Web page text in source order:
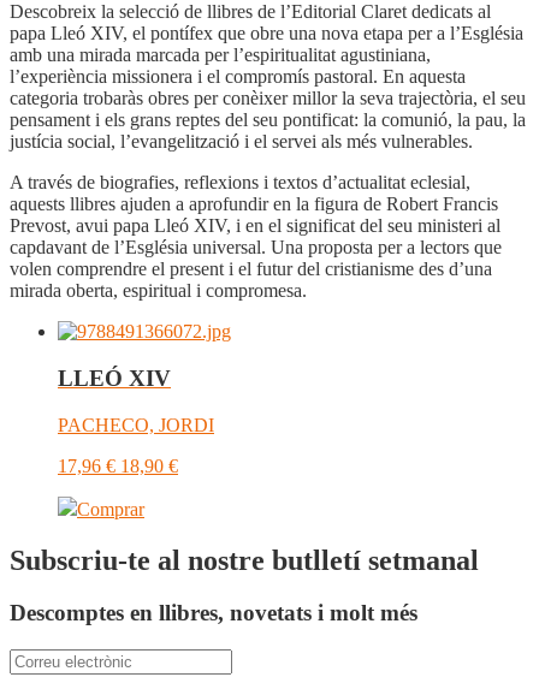
Descobreix la selecció de llibres de l’Editorial Claret dedicats al
papa Lleó XIV, el pontífex que obre una nova etapa per a l’Església
amb una mirada marcada per l’espiritualitat agustiniana,
l’experiència missionera i el compromís pastoral. En aquesta
categoria trobaràs obres per conèixer millor la seva trajectòria, el seu
pensament i els grans reptes del seu pontificat: la comunió, la pau, la
justícia social, l’evangelització i el servei als més vulnerables.
A través de biografies, reflexions i textos d’actualitat eclesial,
aquests llibres ajuden a aprofundir en la figura de Robert Francis
Prevost, avui papa Lleó XIV, i en el significat del seu ministeri al
capdavant de l’Església universal. Una proposta per a lectors que
volen comprendre el present i el futur del cristianisme des d’una
mirada oberta, espiritual i compromesa.
LLEÓ XIV
PACHECO, JORDI
17,96 € 18,90 €
Comprar
Subscriu-te al nostre butlletí setmanal
Descomptes en llibres, novetats i molt més